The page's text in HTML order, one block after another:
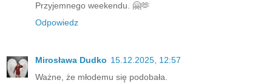
Przyjemnego weekendu. 🤗🫶
Odpowiedz
Mirosława Dudko 15.12.2025, 12:57
Ważne, że młodemu się podobała.